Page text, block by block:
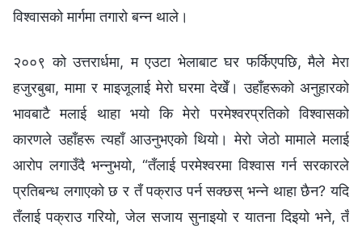
विश्वासको मार्गमा तगारो बन्न थाले।
२००९ को उत्तरार्धमा, म एउटा भेलाबाट घर फर्किएपछि, मैले मेरा
हजुरबुबा, मामा र माइजूलाई मेरो घरमा देखेँ। उहाँहरूको अनुहारको
भावबाटै मलाई थाहा भयो कि मेरो परमेश्‍वरप्रतिको विश्वासको
कारणले उहाँहरू त्यहाँ आउनुभएको थियो। मेरो जेठो मामाले मलाई
आरोप लगाउँदै भन्नुभयो, “तँलाई परमेश्‍वरमा विश्वास गर्न सरकारले
प्रतिबन्ध लगाएको छ र तँ पक्राउ पर्न सक्छस् भन्ने थाहा छैन? यदि
तँलाई पक्राउ गरियो, जेल सजाय सुनाइयो र यातना दिइयो भने, तँ